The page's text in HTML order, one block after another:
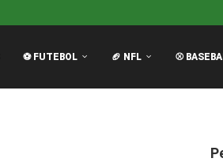
⚽ FUTEBOL 🏈 NFL ⚾